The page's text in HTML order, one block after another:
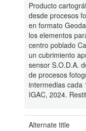
Producto
desde procesos
en formato
los elementos
centro poblado
un cubrimiento
sensor S.O.D.A.
de procesos
intermedias cada
IGAC, 2024.
Alternate title